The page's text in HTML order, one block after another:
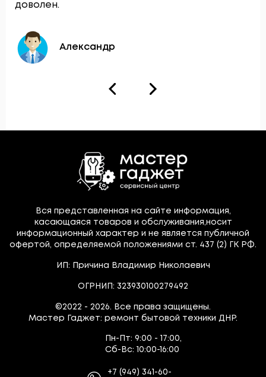
доволен.
Александр
Вся представленная на сайте информация,
касающаяся товаров и обслуживания,носит
информационный характер и не является публичной
офертой, определяемой положениями ст. 437 (2) ГК РФ.
ИП: Причина Владимир Николаевич
ОГРНИП: 323930100279492
©2022 - 2026. Все права защищены.
Мастер Гаджет: ремонт бытовой техники ДНР.
Пн-Пт: 9:00 - 17:00,
Сб-Вс: 10:00-16:00
+7 (949) 341-60-